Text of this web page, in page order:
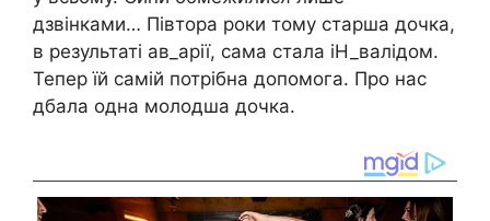
дзвінками… Півтора роки тому старша дочка,
в результаті aв_apії, сама стала іH_валiдом.
Тепер їй самій потрібна допомога. Про нас
дбала одна молодша дочка.